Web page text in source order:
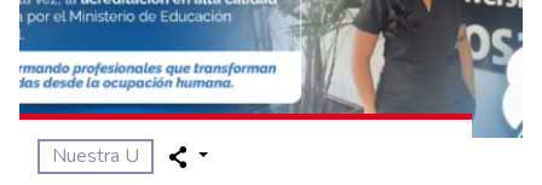
Nuestra U